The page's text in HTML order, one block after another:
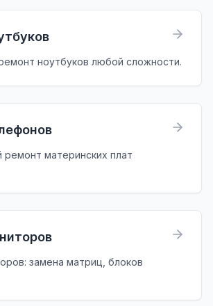
ноутбуков любой сложности.
ремонт материнских плат
замена матриц, блоков